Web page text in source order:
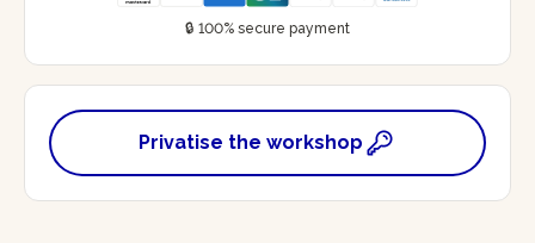
🔒 100% secure payment
Privatise the workshop